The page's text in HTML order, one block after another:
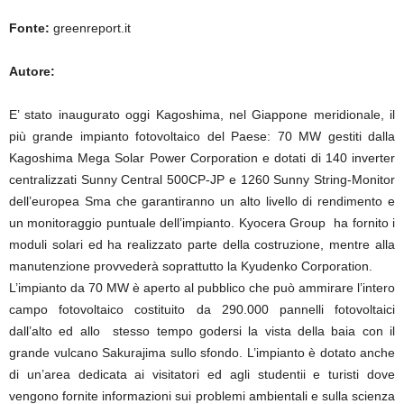
Fonte: greenreport.it
Autore:
E’ stato inaugurato oggi Kagoshima, nel Giappone meridionale, il
più grande impianto fotovoltaico del Paese: 70 MW gestiti dalla
Kagoshima Mega Solar Power Corporation e dotati di 140 inverter
centralizzati Sunny Central 500CP-JP e 1260 Sunny String-Monitor
dell’europea Sma che garantiranno un alto livello di rendimento e
un monitoraggio puntuale dell’impianto. Kyocera Group ha fornito i
moduli solari ed ha realizzato parte della costruzione, mentre alla
manutenzione provvederà soprattutto la Kyudenko Corporation.
L’impianto da 70 MW è aperto al pubblico che può ammirare l’intero
campo fotovoltaico costituito da 290.000 pannelli fotovoltaici
dall’alto ed allo stesso tempo godersi la vista della baia con il
grande vulcano Sakurajima sullo sfondo. L’impianto è dotato anche
di un’area dedicata ai visitatori ed agli studentii e turisti dove
vengono fornite informazioni sui problemi ambientali e sulla scienza